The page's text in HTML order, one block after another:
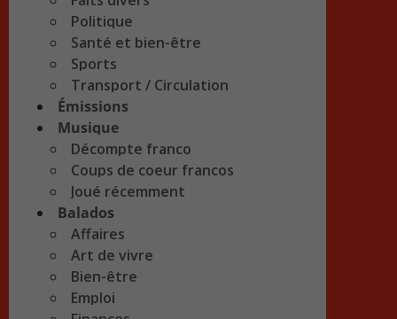
Politique
Santé et bien-être
Sports
Transport / Circulation
Émissions
Musique
Décompte franco
Coups de coeur francos
Joué récemment
Balados
Affaires
Art de vivre
Bien-être
Emploi